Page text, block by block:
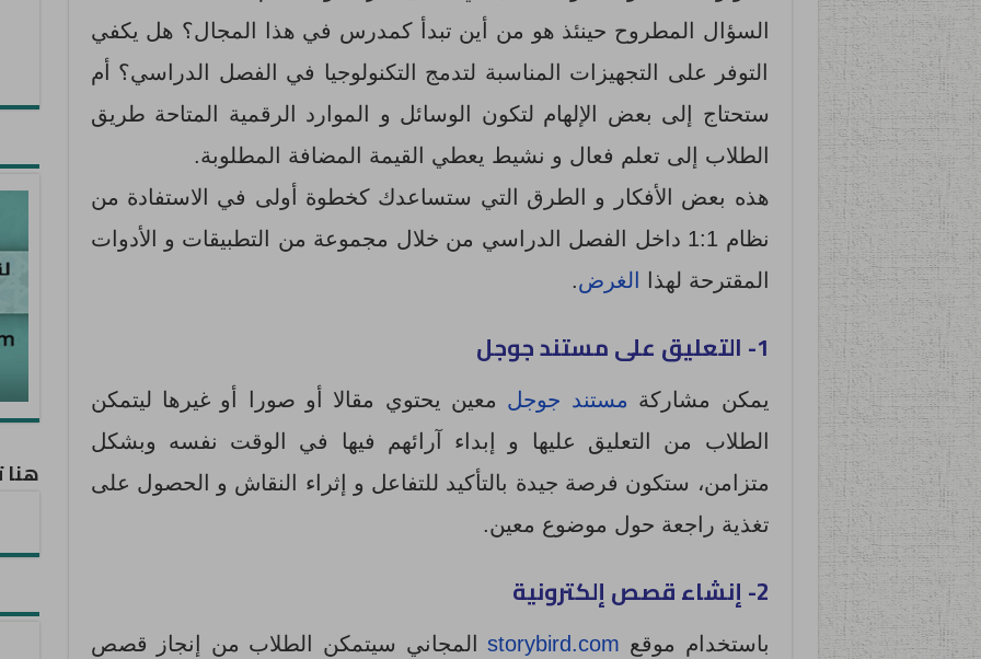
السؤال المطروح حينئذ هو من أين تبدأ كمدرس في هذا المجال؟ هل يكفي
التوفر على التجهيزات المناسبة لتدمج التكنولوجيا في الفصل الدراسي؟ أم
ستحتاج إلى بعض الإلهام لتكون الوسائل و الموارد الرقمية المتاحة طريق
الطلاب إلى تعلم فعال و نشيط يعطي القيمة المضافة المطلوبة.
هذه بعض الأفكار و الطرق التي ستساعدك كخطوة أولى في الاستفادة من
نظام 1:1 داخل الفصل الدراسي من خلال مجموعة من التطبيقات و الأدوات
المقترحة لهذا
الغرض.
1- التعليق على مستند جوجل
يمكن مشاركة مستند جوجل معين يحتوي مقالا أو صورا أو غيرها ليتمكن
الطلاب من التعليق عليها و إبداء آرائهم فيها في الوقت نفسه وبشكل
متزامن، ستكون فرصة جيدة بالتأكيد للتفاعل و إثراء النقاش و الحصول على
تغذية راجعة حول موضوع معين.
2- إنشاء قصص إلكترونية
باستخدام موقع storybird.comالمجاني سيتمكن الطلاب من إنجاز قصص
هنا